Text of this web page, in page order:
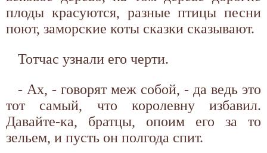
плоды красуются, разные птицы песни
поют, заморские коты сказки сказывают.
Тотчас узнали его черти.
- Ах, - говорят меж собой, - да ведь это
тот самый, что королевну избавил.
Давайте-ка, братцы, опоим его за то
зельем, и пусть он полгода спит.